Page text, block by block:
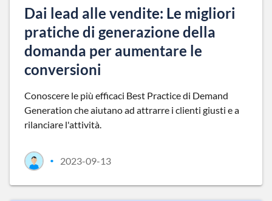
Dai lead alle vendite: Le migliori
pratiche di generazione della
domanda per aumentare le
conversioni
Conoscere le più efficaci Best Practice di Demand
Generation che aiutano ad attrarre i clienti giusti e a
rilanciare l'attività.
• 2023-09-13